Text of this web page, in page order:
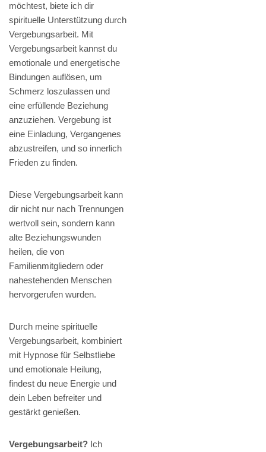
möchtest, biete ich dir
spirituelle Unterstützung durch
Vergebungsarbeit. Mit
Vergebungsarbeit kannst du
emotionale und energetische
Bindungen auflösen, um
Schmerz loszulassen und
eine erfüllende Beziehung
anzuziehen. Vergebung ist
eine Einladung, Vergangenes
abzustreifen, und so innerlich
Frieden zu finden.
Diese Vergebungsarbeit kann
dir nicht nur nach Trennungen
wertvoll sein, sondern kann
alte Beziehungswunden
heilen, die von
Familienmitgliedern oder
nahestehenden Menschen
hervorgerufen wurden.
Durch meine spirituelle
Vergebungsarbeit, kombiniert
mit Hypnose für Selbstliebe
und emotionale Heilung,
findest du neue Energie und
dein Leben befreiter und
gestärkt genießen.
Vergebungsarbeit? Ich